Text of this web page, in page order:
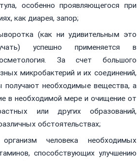
особенно проявляющегося при
как диарея, запор;
(как ни удивительным это
успешно применяется в
За счет большого
микробактерий и их соединений,
получают необходимые вещества, а
в необходимой мере и очищение от
или других образований,
обстоятельствах;
человека необходимых
способствующих улучшению